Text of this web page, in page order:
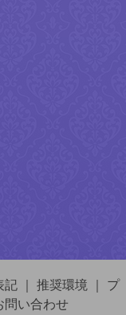
記 推奨環境
プ
問い合わせ